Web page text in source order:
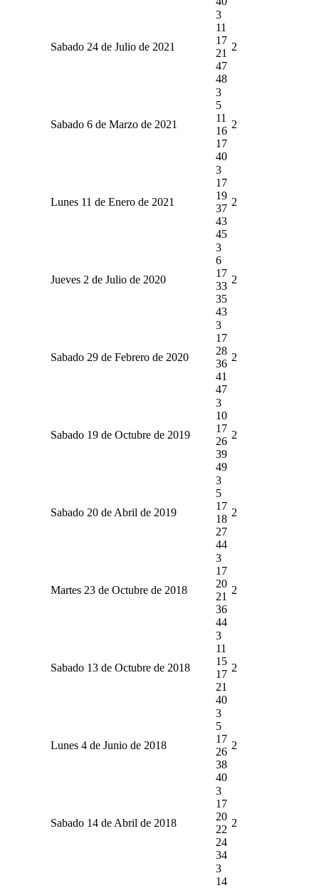
Sabado 24 de Julio de 2021
3
11
17
21
47
48
2
Sabado 6 de Marzo de 2021
3
5
11
16
17
40
2
Lunes 11 de Enero de 2021
3
17
19
37
43
45
2
Jueves 2 de Julio de 2020
3
6
17
33
35
43
2
Sabado 29 de Febrero de 2020
3
17
28
36
41
47
2
Sabado 19 de Octubre de 2019
3
10
17
26
39
49
2
Sabado 20 de Abril de 2019
3
5
17
18
27
44
2
Martes 23 de Octubre de 2018
3
17
20
21
36
44
2
Sabado 13 de Octubre de 2018
3
11
15
17
21
40
2
Lunes 4 de Junio de 2018
3
5
17
26
38
40
2
Sabado 14 de Abril de 2018
3
17
20
22
24
34
2
3
14